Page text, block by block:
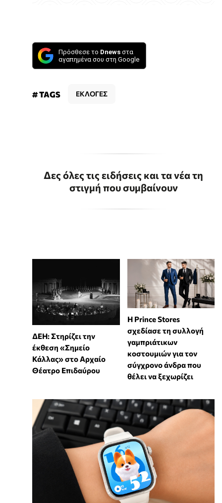
Πρόσθεσε το Dnews στα
αγαπημένα σου στη Google
# TAGS ΕΚΛΟΓΕΣ
Δες όλες τις ειδήσεις και τα νέα τη
στιγμή που συμβαίνουν
ΔΕΗ: Στηρίζει την
έκθεση «Σημείο
Κάλλας» στο Αρχαίο
Θέατρο Επιδαύρου
Η Prince Stores
σχεδίασε τη συλλογή
γαμπριάτικων
κοστουμιών για τον
σύγχρονο άνδρα που
θέλει να ξεχωρίζει